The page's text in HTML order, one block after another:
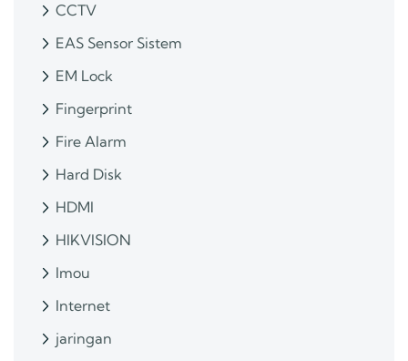
CCTV
EAS Sensor Sistem
EM Lock
Fingerprint
Fire Alarm
Hard Disk
HDMI
HIKVISION
Imou
Internet
jaringan